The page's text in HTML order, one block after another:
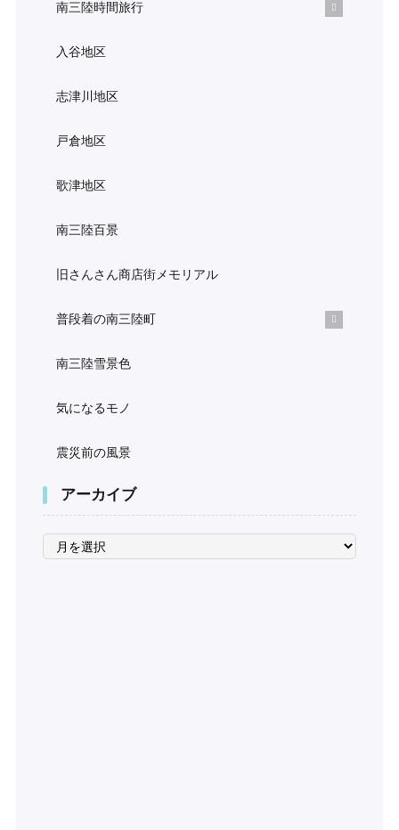
南三陸時間旅行
入谷地区
志津川地区
戸倉地区
歌津地区
南三陸百景
旧さんさん商店街メモリアル
普段着の南三陸町
南三陸雪景色
気になるモノ
震災前の風景
アーカイブ
ア
カ